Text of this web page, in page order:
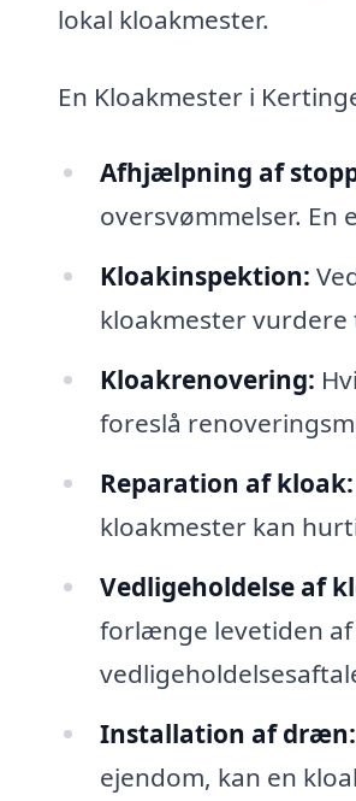
lokal kloakmester.
En Kloakmester i
Afhjælpning af
oversvømmelser.
Kloakinspektion:
kloakmester
Kloakrenovering:
foreslå
Reparation af kloak:
kloakmester kan
Vedligeholdelse af
forlænge levetiden af
Installation af dræn:
ejendom, kan en